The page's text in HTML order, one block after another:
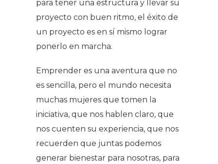
para tener una estructura y llevar su
proyecto con buen ritmo, el éxito de
un proyecto es en sí mismo lograr
ponerlo en marcha.
Emprender es una aventura que no
es sencilla, pero el mundo necesita
muchas mujeres que tomen la
iniciativa, que nos hablen claro, que
nos cuenten su experiencia, que nos
recuerden que juntas podemos
generar bienestar para nosotras, para